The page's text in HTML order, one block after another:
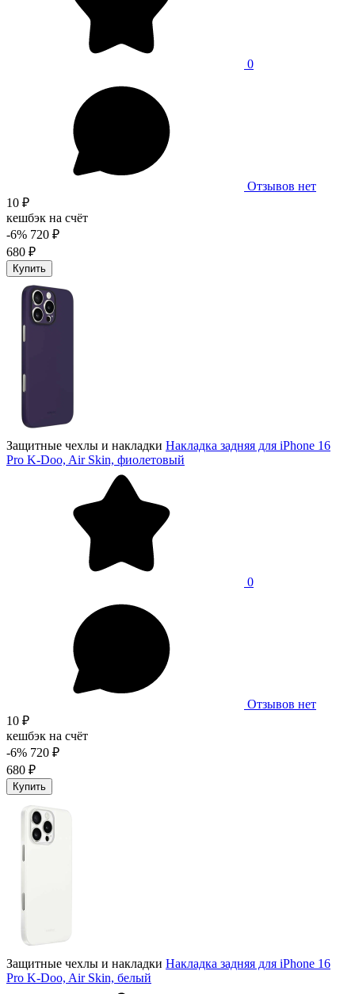
0
Отзывов нет
10 ₽
кешбэк на счёт
-6% 720 ₽
680 ₽
Купить
Защитные чехлы и накладки Накладка задняя для iPhone 16
Pro K-Doo, Air Skin, фиолетовый
0
Отзывов нет
10 ₽
кешбэк на счёт
-6% 720 ₽
680 ₽
Купить
Защитные чехлы и накладки Накладка задняя для iPhone 16
Pro K-Doo, Air Skin, белый